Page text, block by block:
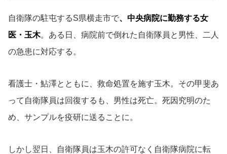
自衛隊の駐屯するS県横走市で、中央病院に勤務する女
医・玉木。ある日、病院前で倒れた自衛隊員と男性、二人
の急患に対応する。
看護士・鮎澤とともに、救命処置を施す玉木。その甲斐あ
って自衛隊員は回復するも、男性は死亡。死因究明のた
め、サンプルを疫研に送ることに。
しかし翌日、自衛隊員は玉木の許可なく自衛隊病院に転